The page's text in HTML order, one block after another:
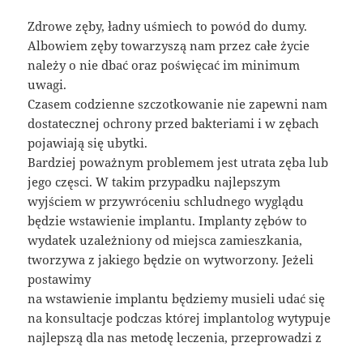
Zdrowe zęby, ładny uśmiech to powód do dumy.
Albowiem zęby towarzyszą nam przez całe życie
należy o nie dbać oraz poświęcać im minimum
uwagi.
Czasem codzienne szczotkowanie nie zapewni nam
dostatecznej ochrony przed bakteriami i w zębach
pojawiają się ubytki.
Bardziej poważnym problemem jest utrata zęba lub
jego częsci. W takim przypadku najlepszym
wyjściem w przywróceniu schludnego wyglądu
będzie wstawienie implantu. Implanty zębów to
wydatek uzależniony od miejsca zamieszkania,
tworzywa z jakiego będzie on wytworzony. Jeżeli
postawimy
na wstawienie implantu będziemy musieli udać się
na konsultacje podczas której implantolog wytypuje
najlepszą dla nas metodę leczenia, przeprowadzi z